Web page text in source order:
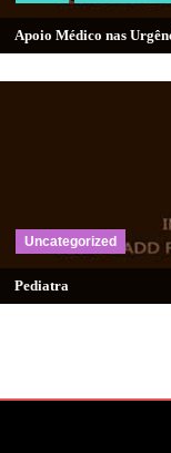
Apoio Médico nas
Uncategorized
Pediatra